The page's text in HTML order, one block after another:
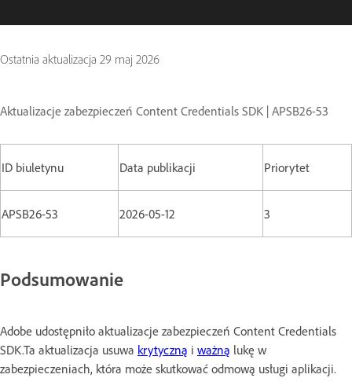
Ostatnia aktualizacja 29 maj 2026
Aktualizacje zabezpieczeń Content Credentials SDK | APSB26-53
ID biuletynu Data publikacji Priorytet
APSB26-53 2026-05-12 3
Podsumowanie
Adobe udostępniło aktualizacje zabezpieczeń Content Credentials
SDK.Ta aktualizacja usuwa krytyczną i ważną lukę w
zabezpieczeniach, która może skutkować odmową usługi aplikacji.